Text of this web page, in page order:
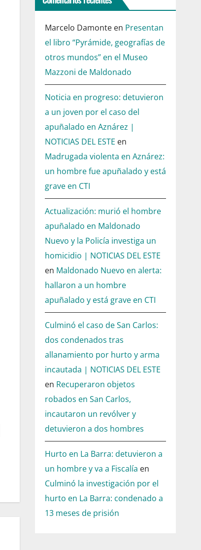
Marcelo Damonteen Presentan
el libro “Pyrámide, geografías de
otros mundos” en el Museo
Mazzoni de Maldonado
Noticia en progreso: detuvieron
a un joven por el caso del
apuñalado en Aznárez |
NOTICIAS DEL ESTE en
Madrugada violenta en Aznárez:
un hombre fue apuñalado y está
grave en CTI
Actualización: murió el hombre
apuñalado en Maldonado
Nuevo y la Policía investiga un
homicidio | NOTICIAS DEL ESTE
en Maldonado Nuevo en alerta:
hallaron a un hombre
apuñalado y está grave en CTI
Culminó el caso de San Carlos:
dos condenados tras
allanamiento por hurto y arma
incautada | NOTICIAS DEL ESTE
en Recuperaron objetos
robados en San Carlos,
incautaron un revólver y
detuvieron a dos hombres
Hurto en La Barra: detuvieron a
un hombre y va a Fiscalía en
Culminó la investigación por el
hurto en La Barra: condenado a
13 meses de prisión